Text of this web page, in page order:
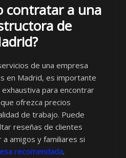
contratar a una
de
de una empresa
en Madrid, es importante
para encontrar
ofrezca precios
de trabajo. Puede
reseñas de clientes
amigos y familiares si
recomendada.